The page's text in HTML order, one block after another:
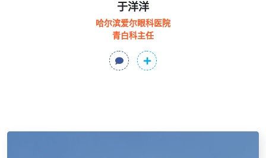
于洋洋
哈尔滨爱尔眼科医院
青白科主任